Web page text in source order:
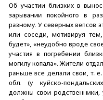
Об участии близких в
зарывании покойного в
разному. У северных вепсов
или соседи, мотивируя
будет», «неудобно вроде
участия в погребении
могилу копала». Жители
раньше все делали свои, т.
обл. (у куйско-
должны свои